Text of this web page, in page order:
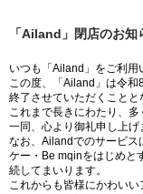
「Ailand」閉店のお
いつも「Ailand」をご利用
この度、「Ailand」は令
終了させていただくことと
これまで長きにわたり、
一同、心より御礼申し上げ
なお、Ailandでのサービス
ケー・Be mqinをはじめと
続してまいります。
これからも皆様にかわい